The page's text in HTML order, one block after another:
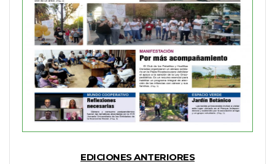
EDICIONES ANTERIORES